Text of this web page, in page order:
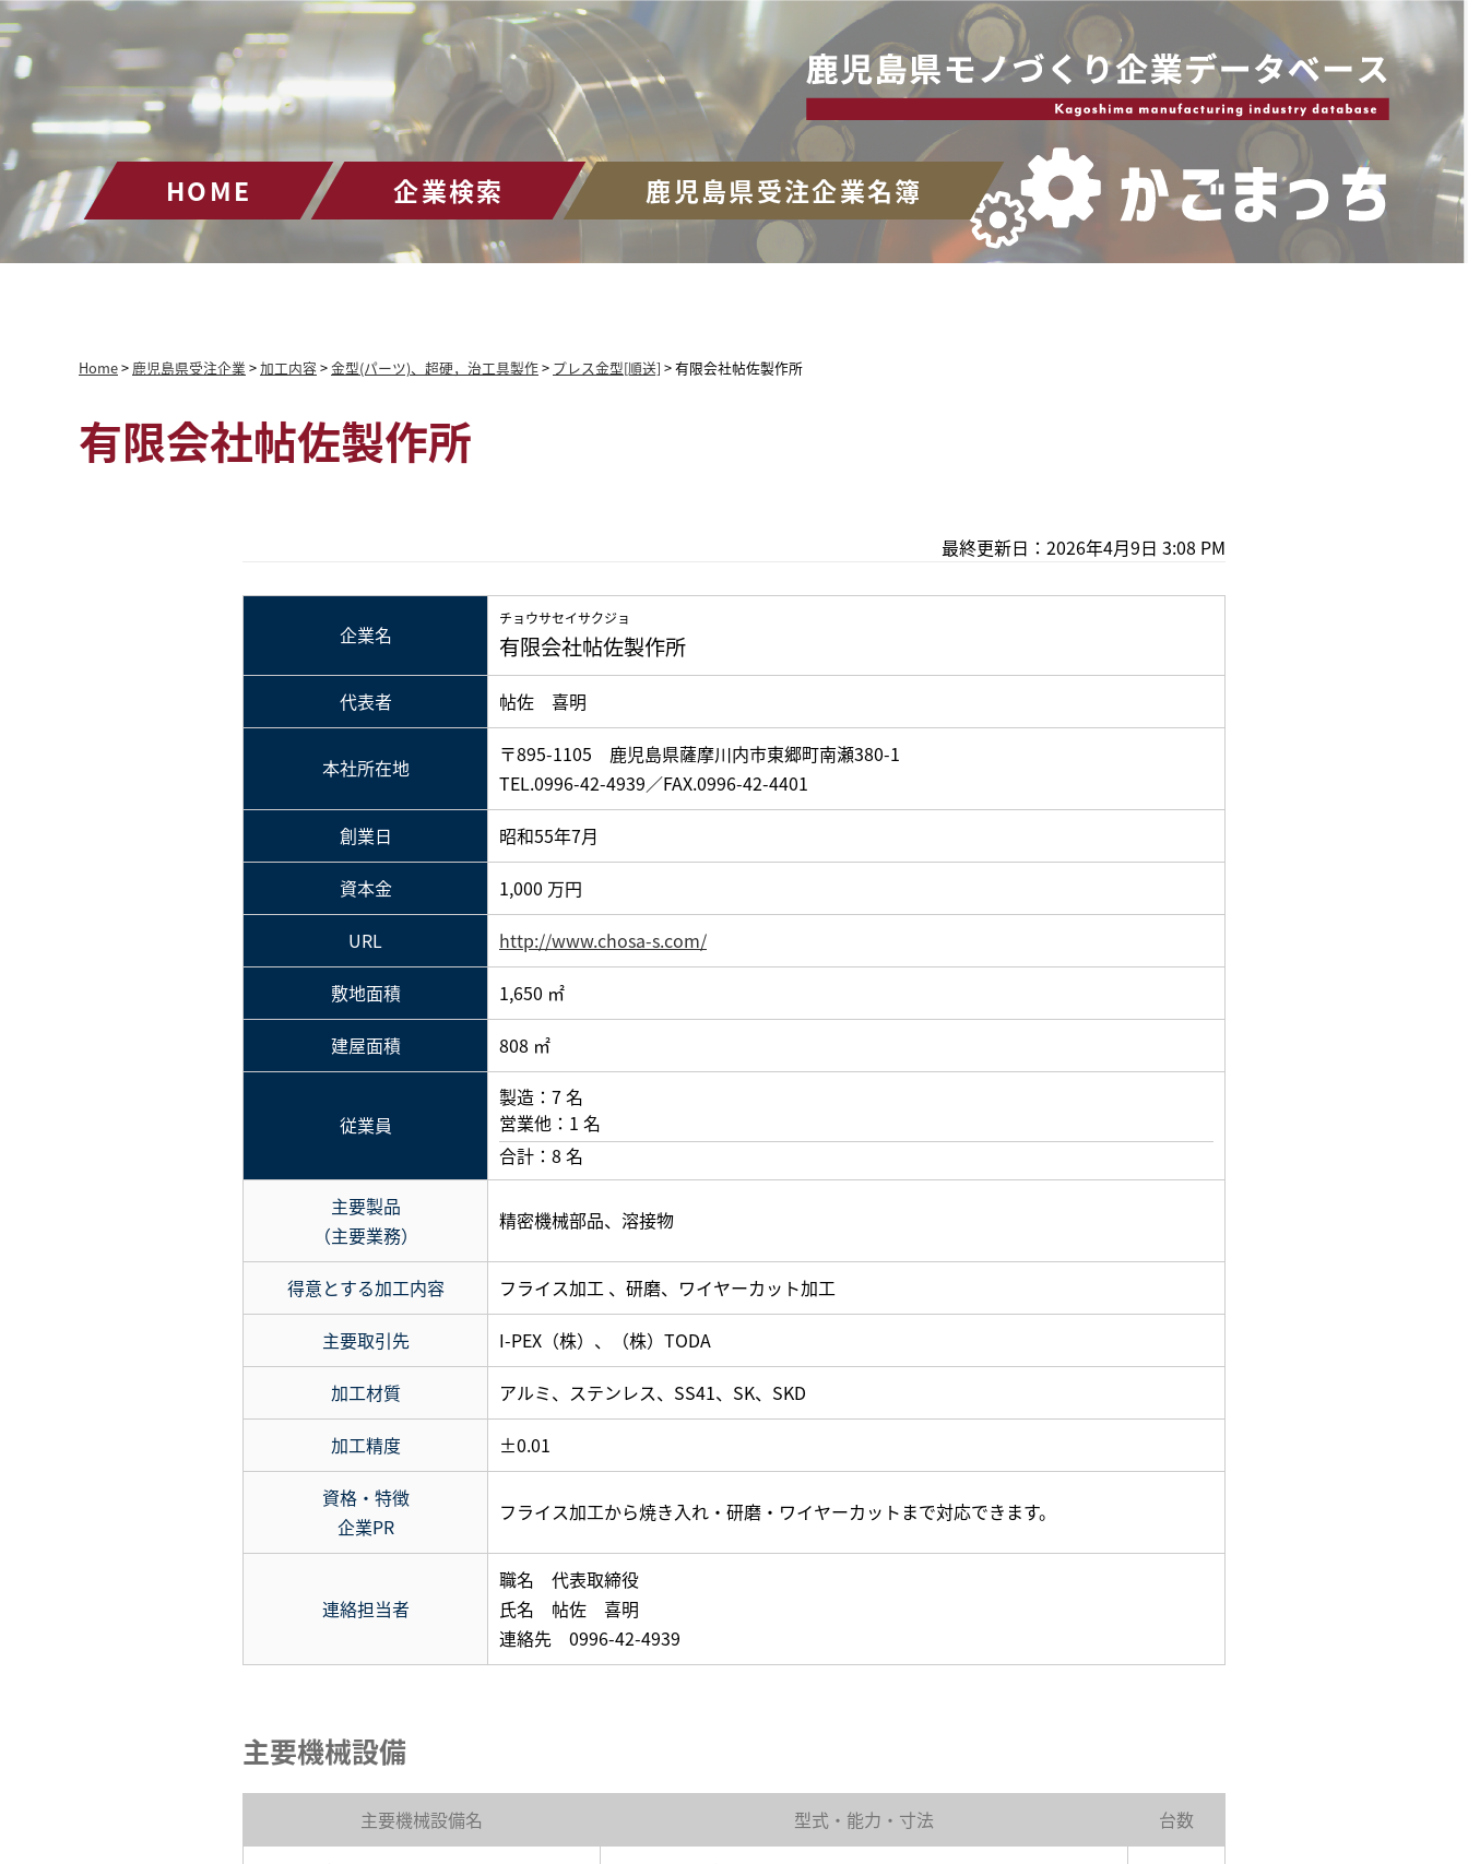
HOME 企業検索 鹿児島県受注企業名簿
Home> 鹿児島県受注企業 >加工内容 >金型(パーツ)、超硬，治工具製作> プレス金型[順送] >有限会社帖佐製作所
有限会社帖佐製作所
最終更新日：2026年4月9日 3:08 PM
企業名
チョウサセイサクジョ
有限会社帖佐製作所
代表者 帖佐 喜明
本社所在地
〒895-1105 鹿児島県薩摩川内市東郷町南瀬380-1
TEL.0996-42-4939／FAX.0996-42-4401
創業日
昭和55年7月
資本金
1,000 万円
URL
http://www.chosa-s.com/
敷地面積
1,650 ㎡
建屋面積
808 ㎡
従業員
製造：7 名
営業他：1 名
合計：8 名
主要製品
（主要業務）
精密機械部品、溶接物
得意とする加工内容
フライス加工 、研磨、ワイヤーカット加工
主要取引先
I-PEX（株）、（株）TODA
加工材質
アルミ、ステンレス、SS41、SK、SKD
加工精度
±0.01
資格・特徴
企業PR
フライス加工から焼き入れ・研磨・ワイヤーカットまで対応できます。
連絡担当者
職名 代表取締役
氏名 帖佐 喜明
連絡先 0996-42-4939
主要機械設備
主要機械設備名 型式・能力・寸法
台数